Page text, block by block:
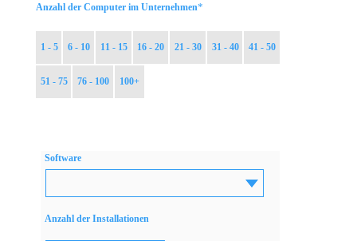
Anzahl der Computer im Unternehmen*
1 - 5 6 - 10 11 - 15 16 - 20 21 - 30 31 - 40 41 - 50
51 - 75 76 - 100 100+
Software
Anzahl der Installationen